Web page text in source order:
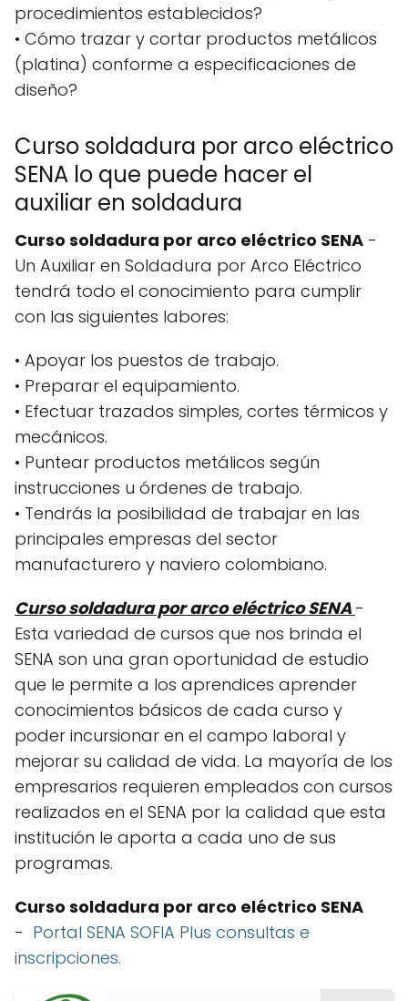
procedimientos establecidos?
• Cómo trazar y cortar productos metálicos
(platina) conforme a especificaciones de
diseño?
Curso soldadura por arco eléctrico
SENA lo que puede hacer el
auxiliar en soldadura
Curso soldadura por arco eléctrico SENA -
Un Auxiliar en Soldadura por Arco Eléctrico
tendrá todo el conocimiento para cumplir
con las siguientes labores:
• Apoyar los puestos de trabajo.
• Preparar el equipamiento.
• Efectuar trazados simples, cortes térmicos y
mecánicos.
• Puntear productos metálicos según
instrucciones u órdenes de trabajo.
• Tendrás la posibilidad de trabajar en las
principales empresas del sector
manufacturero y naviero colombiano.
Curso soldadura por arco eléctrico SENA -
Esta variedad de cursos que nos brinda el
SENA son una gran oportunidad de estudio
que le permite a los aprendices aprender
conocimientos básicos de cada curso y
poder incursionar en el campo laboral y
mejorar su calidad de vida. La mayoría de los
empresarios requieren empleados con cursos
realizados en el SENA por la calidad que esta
institución le aporta a cada uno de sus
programas.
Curso soldadura por arco eléctrico SENA
- Portal SENA SOFIA Plus consultas e
inscripciones.